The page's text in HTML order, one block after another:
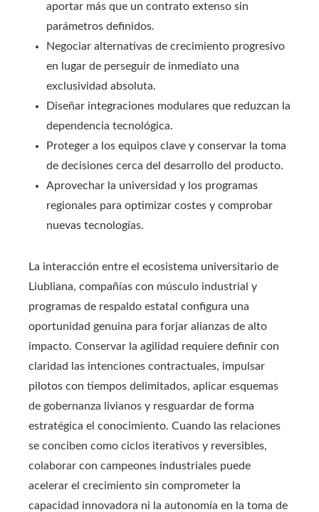
aportar más que un contrato extenso sin
parámetros definidos.
Negociar alternativas de crecimiento progresivo
en lugar de perseguir de inmediato una
exclusividad absoluta.
Diseñar integraciones modulares que reduzcan la
dependencia tecnológica.
Proteger a los equipos clave y conservar la toma
de decisiones cerca del desarrollo del producto.
Aprovechar la universidad y los programas
regionales para optimizar costes y comprobar
nuevas tecnologías.
La interacción entre el ecosistema universitario de
Liubliana, compañías con músculo industrial y
programas de respaldo estatal configura una
oportunidad genuina para forjar alianzas de alto
impacto. Conservar la agilidad requiere definir con
claridad las intenciones contractuales, impulsar
pilotos con tiempos delimitados, aplicar esquemas
de gobernanza livianos y resguardar de forma
estratégica el conocimiento. Cuando las relaciones
se conciben como ciclos iterativos y reversibles,
colaborar con campeones industriales puede
acelerar el crecimiento sin comprometer la
capacidad innovadora ni la autonomía en la toma de